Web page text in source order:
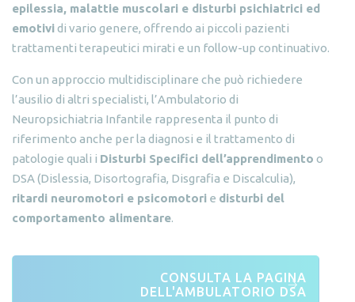
epilessia, malattie muscolari e disturbi psichiatrici ed
emotividi vario genere, offrendo ai piccoli pazienti
trattamenti terapeutici mirati e un follow-up continuativo.
Con un approccio multidisciplinare che può richiedere
l’ausilio di altri specialisti, l’Ambulatorio di
Neuropsichiatria Infantile rappresenta il punto di
riferimento anche per la diagnosi e il trattamento di
patologie quali i Disturbi Specifici dell’apprendimento o
DSA (Dislessia, Disortografia, Disgrafia e Discalculia),
ritardi neuromotori e psicomotori e disturbi del
comportamento alimentare.
CONSULTA LA PAGINA
DELL'AMBULATORIO DSA